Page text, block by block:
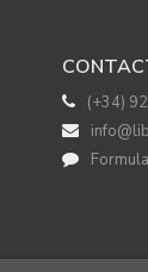
(+34)